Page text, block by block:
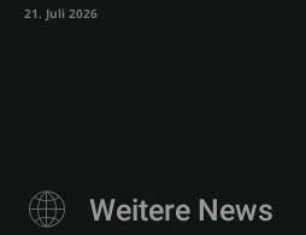
21. Juli 2026
Weitere News